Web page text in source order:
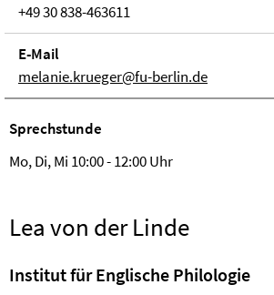
+49 30 838-463611
E-Mail
melanie.krueger@fu-berlin.de
Sprechstunde
Mo, Di, Mi 10:00 - 12:00 Uhr
Lea von der Linde
Institut für Englische Philologie